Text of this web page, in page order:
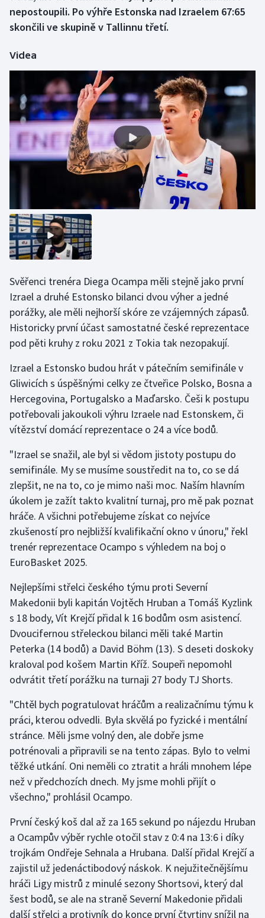
Curling
Futsal
Golf
Gymnastika
Jezdectví
Judo
Krasobruslení
Lezení
Lyže a snowboard
Moderní pětiboj
Motorsport
Olympijské hry
Parasport
Plavání
Plážový volejbal
Ragby
Rychlobruslení
Short track
Sportovní střelba
Stolní tenis
Veslování
Vodní slalom
Volejbal
Ostatní
nepostoupili. Po výhře Estonska nad Izraelem 67:65
skončili ve skupině v Tallinnu třetí.
Videa
Svěřenci trenéra Diega Ocampa měli stejně jako první
Izrael a druhé Estonsko bilanci dvou výher a jedné
porážky, ale měli nejhorší skóre ze vzájemných zápasů.
Historicky první účast samostatné české reprezentace
pod pěti kruhy z roku 2021 z Tokia tak nezopakují.
Izrael a Estonsko budou hrát v pátečním semifinále v
Gliwicích s úspěšnými celky ze čtveřice Polsko, Bosna a
Hercegovina, Portugalsko a Maďarsko. Češi k postupu
potřebovali jakoukoli výhru Izraele nad Estonskem, či
vítězství domácí reprezentace o 24 a více bodů.
"Izrael se snažil, ale byl si vědom jistoty postupu do
semifinále. My se musíme soustředit na to, co se dá
zlepšit, ne na to, co je mimo naši moc. Naším hlavním
úkolem je zažít takto kvalitní turnaj, pro mě pak poznat
hráče. A všichni potřebujeme získat co nejvíce
zkušeností pro nejbližší kvalifikační okno v únoru," řekl
trenér reprezentace Ocampo s výhledem na boj o
EuroBasket 2025.
Nejlepšími střelci českého týmu proti Severní
Makedonii byli kapitán Vojtěch Hruban a Tomáš Kyzlink
s 18 body, Vít Krejčí přidal k 16 bodům osm asistencí.
Dvoucifernou střeleckou bilanci měli také Martin
Peterka (14 bodů) a David Böhm (13). S deseti doskoky
kraloval pod košem Martin Kříž. Soupeři nepomohl
odvrátit třetí porážku na turnaji 27 body TJ Shorts.
"Chtěl bych pogratulovat hráčům a realizačnímu týmu k
práci, kterou odvedli. Byla skvělá po fyzické i mentální
stránce. Měli jsme volný den, ale dobře jsme
potrénovali a připravili se na tento zápas. Bylo to velmi
těžké utkání. Oni neměli co ztratit a hráli mnohem lépe
než v předchozích dnech. My jsme mohli přijít o
všechno," prohlásil Ocampo.
První český koš dal až za 165 sekund po nájezdu Hruban
a Ocampův výběr rychle otočil stav z 0:4 na 13:6 i díky
trojkám Ondřeje Sehnala a Hrubana. Další přidal Krejčí a
zajistil už jedenáctibodový náskok. K nejužitečnějšímu
hráči Ligy mistrů z minulé sezony Shortsovi, který dal
šest bodů, se ale na straně Severní Makedonie přidali
další střelci a protivník do konce první čtvrtiny snížil na